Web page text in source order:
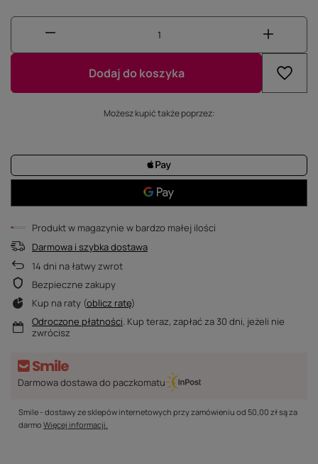
Dodaj do koszyka
Możesz kupić także poprzez:
Produkt w magazynie w bardzo małej ilości
Darmowa i szybka dostawa
14 dni na łatwy zwrot
Bezpieczne zakupy
Kup na raty (oblicz ratę)
Odroczone płatności. Kup teraz, zapłać za 30 dni, jeżeli nie
zwrócisz
Darmowa dostawa do paczkomatu
Smile - dostawy ze sklepów internetowych przy zamówieniu od 50,00 złsą za
darmo Więcej informacji.